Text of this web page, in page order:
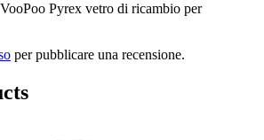
Pyrex vetro di ricambio per
per pubblicare una recensione.